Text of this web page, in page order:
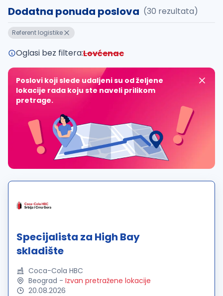
Dodatna ponuda poslova (30 rezultata)
Referent logistike
Oglasi bez filtera:Lovćenac
Poslovi koji slede udaljeni su od željene
lokacije rada koju ste naveli prilikom
pretrage.
Specijalista za High Bay
skladište
Coca-Cola HBC
Beograd - Izvan pretražene lokacije
20.08.2026